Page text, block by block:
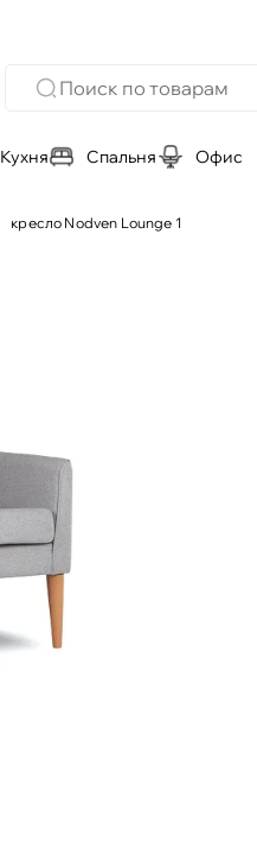
Кухня Спальня Офис
кресло Nodven Lounge 1